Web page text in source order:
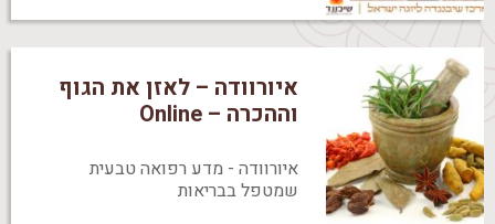
איורוודה – לאזן את הגוף
וההכרה – Online
איורוודה - מדע רפואה טבעית
שמטפל בבריאות